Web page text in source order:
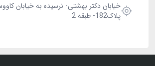
خیابان دکتر بهشتی- نرسیده به خیابان
پلاک182- طبقه 2